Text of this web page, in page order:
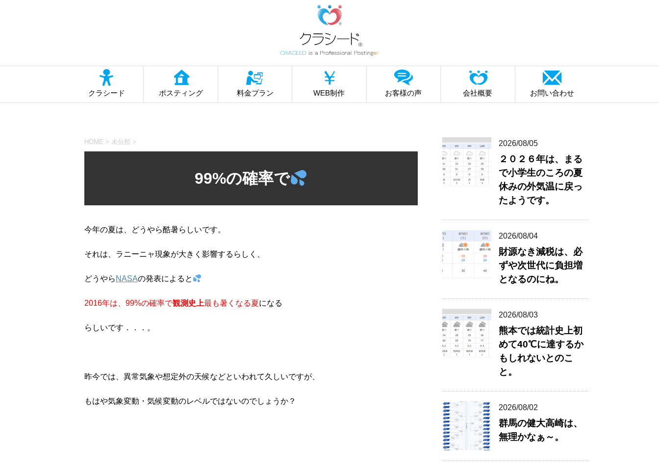
クラシード ポスティング 料金プラン WEB制作 お客様の声 会社概要 お問い合わせ
HOME > 未分類 >
99%の確率で
今年の夏は、どうやら酷暑らしいです。
それは、ラニーニャ現象が大きく影響するらしく、
どうやら NASAの発表によると
2016年は、99%の確率で観測史上最も暑くなる夏になる
らしいです．．．。
昨今では、異常気象や想定外の天候などといわれて久しいですが、
もはや気象変動・気候変動のレベルではないのでしょうか？
2026/08/05
２０２６年は、まる
で小学生のころの夏
休みの外気温に戻っ
たようです。
2026/08/04
財源なき減税は、必
ずや次世代に負担増
となるのにね。
2026/08/03
熊本では統計史上初
めて40℃に達するか
もしれないとのこ
と。
2026/08/02
群馬の健大高崎は、
無理かなぁ～。